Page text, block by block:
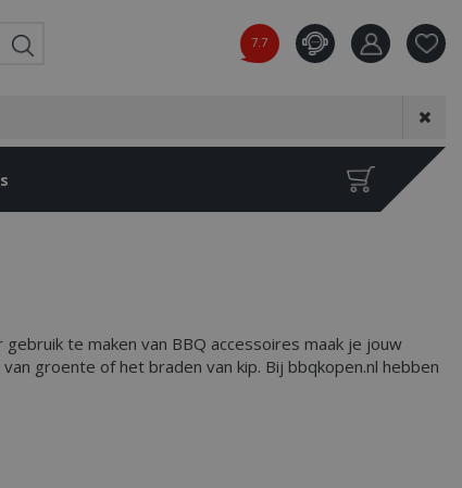
7.7
te maken van BBQ accessoires maak je jouw
groente of het braden van kip. Bij bbqkopen.nl hebben